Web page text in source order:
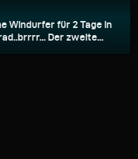
Windurfer für 2 Tage in
Der zweite...